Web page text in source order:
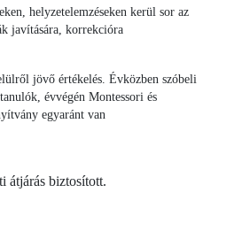
helyzetelemzéseken kerül sor az
javítására, korrekcióra
jövő értékelés. Évközben szóbeli
évvégén Montessori és
egyaránt van
biztosított.